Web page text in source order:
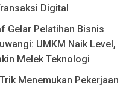
Digital
Gelar Pelatihan Bisnis
UMKM Naik Level,
Melek Teknologi
Menemukan Pekerjaan